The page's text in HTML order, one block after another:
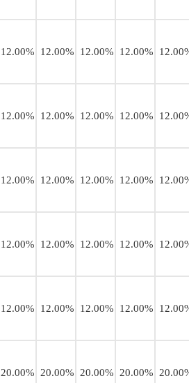
12.00% 12.00% 12.00% 12.00%
12.00% 12.00% 12.00% 12.00%
12.00% 12.00% 12.00% 12.00%
12.00% 12.00% 12.00% 12.00%
12.00% 12.00% 12.00% 12.00%
20.00% 20.00% 20.00% 20.00%